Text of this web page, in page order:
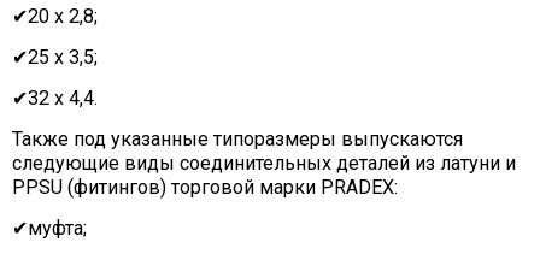
✔20 х 2,8;
✔25 х 3,5;
✔32 х 4,4.
Также под указанные типоразмеры выпускаются
следующие виды соединительных деталей из латуни и
PPSU (фитингов) торговой марки PRADEX:
✔муфта;